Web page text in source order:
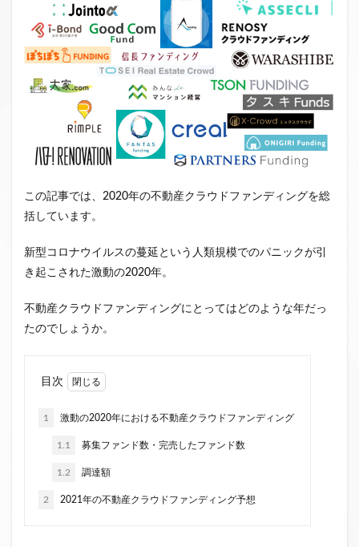
この記事では、2020年の不動産クラウドファンディングを総
括しています。
新型コロナウイルスの蔓延という人類規模でのパニックが引
き起こされた激動の2020年。
不動産クラウドファンディングにとってはどのような年だっ
たのでしょうか。
目次
1 激動の2020年における不動産クラウドファンディング
1.1 募集ファンド数・完売したファンド数
1.2 調達額
2 2021年の不動産クラウドファンディング予想
不動産クラウドファンディング・オブ・ザ・イヤー
不動産クラウドファンディング協会 不特法
事業者向け 元本割れ 動画 匿名組合
投資家向け 系統用蓄電池
クラウドファンディング事業
クラウドファンディング新規参入
小規模不動産特定共同事業
税金 eKYC 融資型クラウドファンディング
不動産クラウドファンディング
株式投資型クラウドファンディング
不動産特定共同事業法
ファンド型クラウドファンディング
ソーシャルレンディング お役立ち情報 分配実績
サービス一覧 インタビュー サービス提供開始